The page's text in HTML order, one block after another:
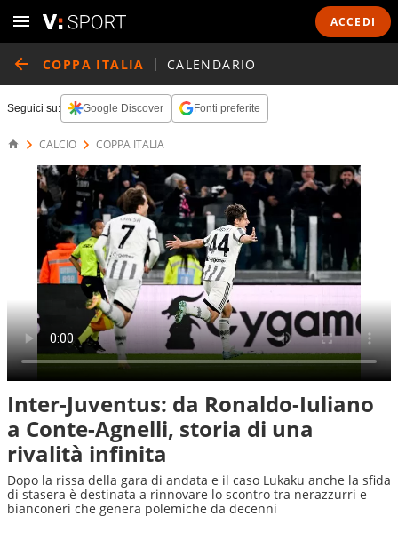
ACCEDI
COPPA ITALIA CALENDARIO
Seguici su: Google Discover Fonti preferite
CALCIO COPPA ITALIA
Inter-Juventus: da Ronaldo-Iuliano
a Conte-Agnelli, storia di una
rivalità infinita
Dopo la rissa della gara di andata e il caso Lukaku anche la sfida
di stasera è destinata a rinnovare lo scontro tra nerazzurri e
bianconeri che genera polemiche da decenni